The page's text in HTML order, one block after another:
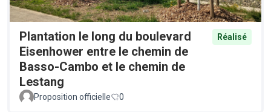
Plantation le long du boulevard
Eisenhower entre le chemin de
Basso-Cambo et le chemin de
Lestang
Réalisé
Proposition officielle 0